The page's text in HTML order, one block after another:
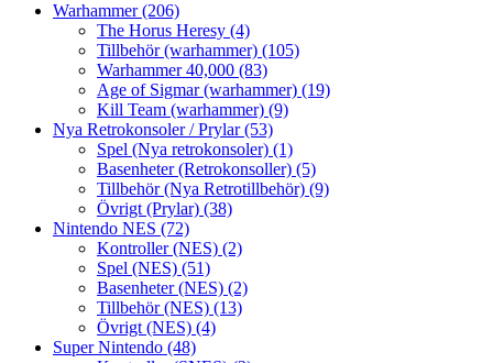
Warhammer(206)
The Horus Heresy (4)
Tillbehör (warhammer) (105)
Warhammer 40,000 (83)
Age of Sigmar (warhammer) (19)
Kill Team (warhammer) (9)
Nya Retrokonsoler / Prylar(53)
Spel (Nya retrokonsoler) (1)
Basenheter (Retrokonsoller) (5)
Tillbehör (Nya Retrotillbehör) (9)
Övrigt (Prylar) (38)
Nintendo NES (72)
Kontroller (NES) (2)
Spel (NES) (51)
Basenheter (NES) (2)
Tillbehör (NES) (13)
Övrigt (NES) (4)
Super Nintendo (48)